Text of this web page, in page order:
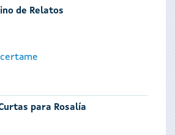
de Relatos
para Rosalía